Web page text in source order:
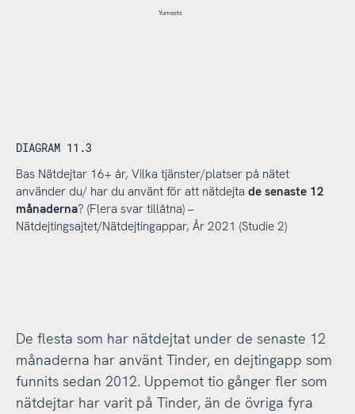
Yumeets
DIAGRAM 11.3
Bas Nätdejtar 16+ år, Vilka tjänster/platser på nätet
använder du/ har du använt för att nätdejta de senaste 12
månaderna? (Flera svar tillåtna) –
Nätdejtingsajtet/Nätdejtingappar, År 2021 (Studie 2)
De flesta som har nätdejtat under de senaste 12
månaderna har använt Tinder, en dejtingapp som
funnits sedan 2012. Uppemot tio gånger fler som
nätdejtar har varit på Tinder, än de övriga fyra